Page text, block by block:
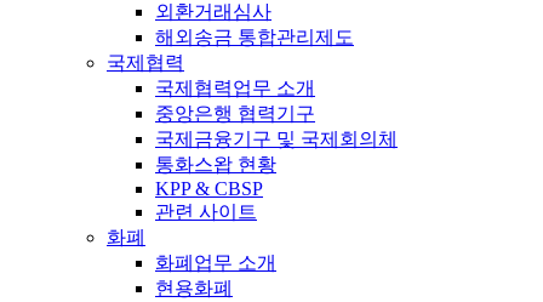
외환거래심사
해외송금 통합관리제도
국제협력
국제협력업무 소개
중앙은행 협력기구
국제금융기구 및 국제회의체
통화스왑 현황
KPP & CBSP
관련 사이트
화폐
화폐업무 소개
현용화폐